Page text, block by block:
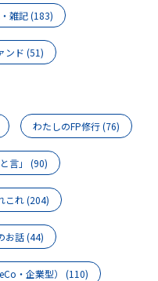
雑記(183)
ンド (51)
わたしのFP修行(76)
言」 (90)
これ(204)
お話(44)
・企業型） (110)